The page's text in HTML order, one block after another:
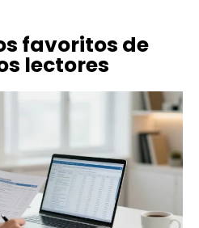
favoritos de
lectores